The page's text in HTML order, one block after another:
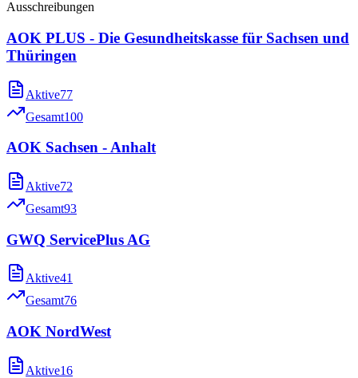
Ausschreibungen
AOK PLUS - Die Gesundheitskasse für Sachsen und
Thüringen
Aktive77
Gesamt100
AOK Sachsen - Anhalt
Aktive72
Gesamt93
GWQ ServicePlus AG
Aktive41
Gesamt76
AOK NordWest
Aktive16